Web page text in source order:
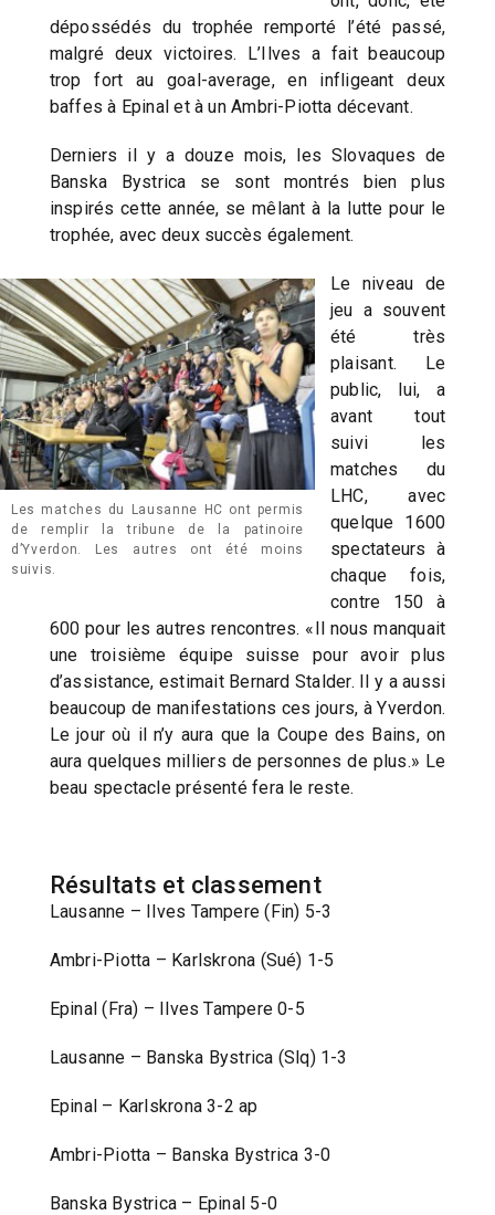
dépossédés du trophée remporté l’été passé,
malgré deux victoires. L’Ilves a fait beaucoup
trop fort au goal-average, en infligeant deux
baffes à Epinal et à un Ambri-Piotta décevant.
Derniers il y a douze mois, les Slovaques de
Banska Bystrica se sont montrés bien plus
inspirés cette année, se mêlant à la lutte pour le
trophée, avec deux succès également.
Les matches du Lausanne HC ont permis
de remplir la tribune de la patinoire
d’Yverdon. Les autres ont été moins
suivis.
Le niveau de
jeu a souvent
été très
plaisant. Le
public, lui, a
avant tout
suivi les
matches du
LHC, avec
quelque 1600
spectateurs à
chaque fois,
contre 150 à
600 pour les autres rencontres. «Il nous manquait
une troisième équipe suisse pour avoir plus
d’assistance, estimait Bernard Stalder. Il y a aussi
beaucoup de manifestations ces jours, à Yverdon.
Le jour où il n’y aura que la Coupe des Bains, on
aura quelques milliers de personnes de plus.» Le
beau spectacle présenté fera le reste.
Résultats et classement
Lausanne – Ilves Tampere (Fin) 5-3
Ambri-Piotta – Karlskrona (Sué) 1-5
Epinal (Fra) – Ilves Tampere 0-5
Lausanne – Banska Bystrica (Slq) 1-3
Epinal – Karlskrona 3-2 ap
Ambri-Piotta – Banska Bystrica 3-0
Banska Bystrica – Epinal 5-0